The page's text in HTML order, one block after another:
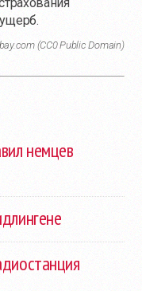
(CC0 Public Domain)
немцев